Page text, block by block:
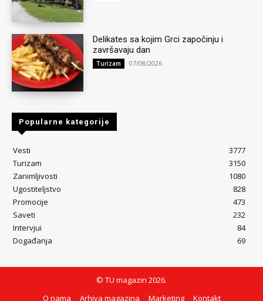
Delikates sa kojim Grci započinju i
završavaju dan
Turizam 07/08/2026
Popularne kategorije
Vesti
3777
Turizam
3150
Zanimljivosti
1080
Ugostiteljstvo
828
Promocije
473
Saveti
232
Intervjui
84
Događanja
69
© TU magazin 2026.
O nama
Arhiva magazina Marketing Kontakt